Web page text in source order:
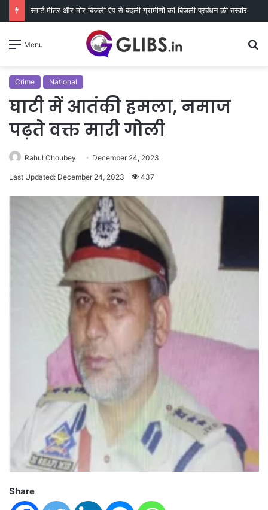
स्मार्ट मीटर और मोर बिजली ऐप से बदली ग्रामीणों की बिजली प्रबंधन की तस्वीर
Menu
Crime National
घाटी में आतंकी हमला, नमाज
पढ़ते वक्त मारी गोली
Rahul Choubey December 24, 2023
Last Updated: December 24, 2023 437
Share